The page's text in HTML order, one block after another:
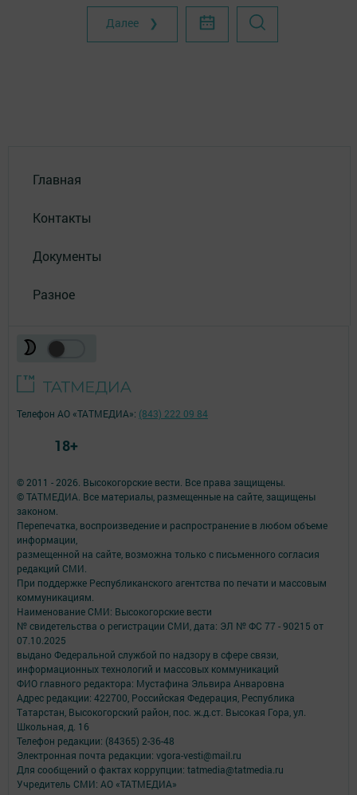
Далее ❯
Главная
Контакты
Документы
Разное
© 2011 - 2026. Высокогорские вести. Все права защищены.
© ТАТМЕДИА. Все материалы, размещенные на сайте, защищены
законом.
Перепечатка, воспроизведение и распространение в любом объеме
информации,
размещенной на сайте, возможна только с письменного согласия
редакций СМИ.
При поддержке Республиканского агентства по печати и массовым
коммуникациям.
Наименование СМИ: Высокогорские вести
№ свидетельства о регистрации СМИ, дата: ЭЛ № ФС 77 - 90215 от
07.10.2025
выдано Федеральной службой по надзору в сфере связи,
информационных технологий и массовых коммуникаций
ФИО главного редактора: Мустафина Эльвира Анваровна
Адрес редакции: 422700, Российская Федерация, Республика
Татарстан, Высокогорский район, пос. ж.д.ст. Высокая Гора, ул.
Школьная, д. 16
Телефон редакции: (84365) 2-36-48
Электронная почта редакции: vgora-vesti@mail.ru
Для сообщений о фактах коррупции: tatmedia@tatmedia.ru
Учредитель СМИ: АО «ТАТМЕДИА»
Телефон АО «ТАТМЕДИА»: (843) 222 09 84
18+